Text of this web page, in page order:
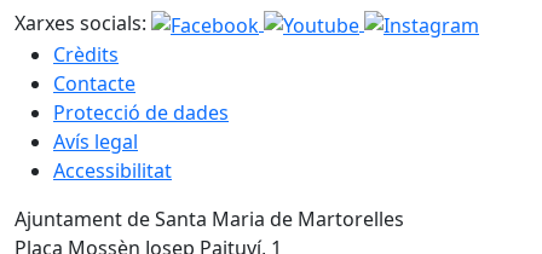
Xarxes socials:
Crèdits
Contacte
Protecció de dades
Avís legal
Accessibilitat
Ajuntament de Santa Maria de Martorelles
Plaça Mossèn Josep Paituví, 1